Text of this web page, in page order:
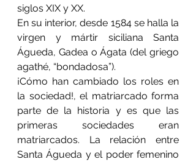
siglos XIX y XX.
En su interior, desde 1584 se halla la
virgen y mártir siciliana Santa
Águeda, Gadea o Ágata (del griego
agathé, “bondadosa”).
¡Cómo han cambiado los roles en
la sociedad!, el matriarcado forma
parte de la historia y es que las
primeras sociedades eran
matriarcados. La relación entre
Santa Águeda y el poder femenino